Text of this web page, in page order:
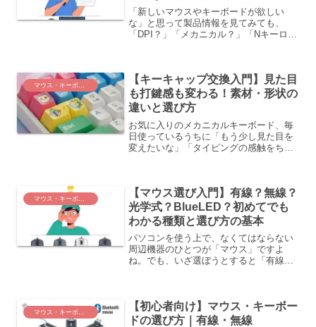
びが楽しくなる！
「新しいマウスやキーボードが欲しい
な」と思って製品情報を見てみても、
「DPI？」「メカニカル？」「Nキーロー
か？製品のスペック表に書か...
マウス・キーボード
【キーキャップ交換入門】見た目
も打鍵感も変わる！素材・形状の
違いと選び方
お気に入りのメカニカルキーボード、毎
日使っているうちに「もう少し見た目を
変えたいな」「タイピングの感触をちょ
換」です！キーキャップと...
【マウス選び入門】有線？無線？
光学式？BlueLED？初めてでも
わかる種類と選び方の基本
パソコンを使う上で、なくてはならない
周辺機器のひとつが「マウス」ですよ
ね。でも、いざ選ぼうとすると「有線？
か。この記事では、そ...
【初心者向け】マウス・キーボー
ドの選び方｜有線・無線